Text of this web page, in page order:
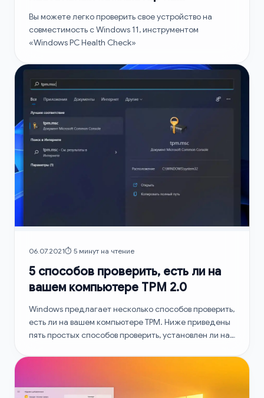
совместимость с Windows 11
Вы можете легко проверить свое устройство на
совместимость с Windows 11, инструментом
«Windows PC Health Check»
06.07.2021⏱️ 5 минут на чтение
5 способов проверить, есть ли на
вашем компьютере TPM 2.0
Windows предлагает несколько способов проверить,
есть ли на вашем компьютере TPM. Ниже приведены
пять простых способов проверить, установлен ли на